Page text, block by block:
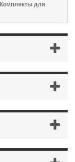
Комплекты для